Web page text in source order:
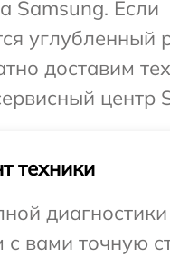
Samsung. Если
углубленный
доставим
центр
техники
с вами точную